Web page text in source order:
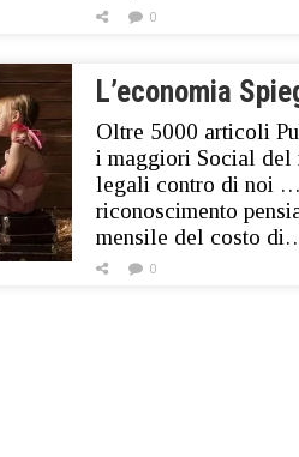
0
L’economia
Oltre 5000 articoli
i maggiori Social del
legali contro di noi
riconoscimento
mensile del costo
0